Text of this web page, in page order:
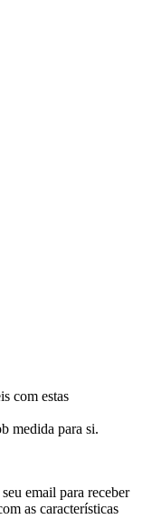
com estas
medida para si.
email para receber
as características